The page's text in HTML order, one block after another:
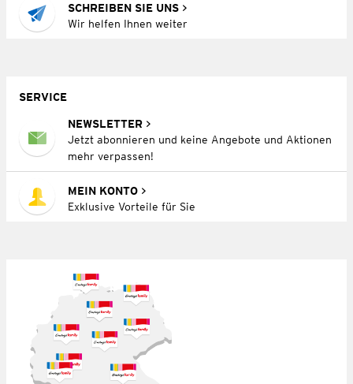
SCHREIBEN SIE UNS
Wir helfen Ihnen weiter
SERVICE
NEWSLETTER
Jetzt abonnieren und keine Angebote und Aktionen
mehr verpassen!
MEIN KONTO
Exklusive Vorteile für Sie